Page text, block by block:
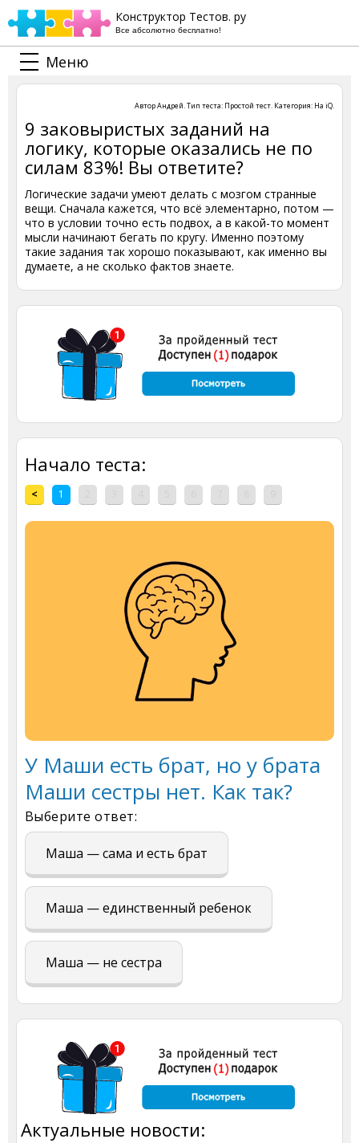
Конструктор Тестов. ру
Все абсолютно бесплатно!
Меню
АвторАндрей. Тип теста: Простой тест. Категория: На iQ.
9 заковыристых заданий на
логику, которые оказались не по
силам 83%! Вы ответите?
Логические задачи умеют делать с мозгом странные
вещи. Сначала кажется, что всё элементарно, потом —
что в условии точно есть подвох, а в какой-то момент
мысли начинают бегать по кругу. Именно поэтому
такие задания так хорошо показывают, как именно вы
думаете, а не сколько фактов знаете.
Начало теста:
< 1
У Маши есть брат, но у брата
Маши сестры нет. Как так?
Выберите ответ:
Маша — сама и есть брат
Маша — единственный ребенок
Маша — не сестра
Актуальные новости: